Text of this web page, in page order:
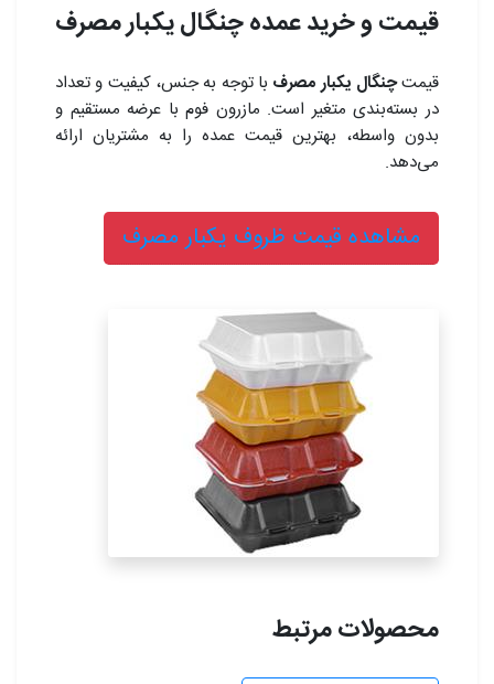
قیمت و خرید عمده چنگال یکبار مصرف
قیمتچنگال یکبار مصرف با توجه به جنس، کیفیت و تعداد
در بسته‌بندی متغیر است. مازرون فوم با عرضه مستقیم و
بدون واسطه، بهترین قیمت عمده را به مشتریان ارائه
می‌دهد.
مشاهده قیمت ظروف یکبار مصرف
محصولات مرتبط